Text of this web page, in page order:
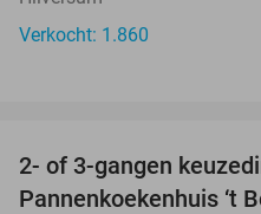
Verkocht: 1.860
2- of 3-gangen
Pannenkoekenhuis ‘t